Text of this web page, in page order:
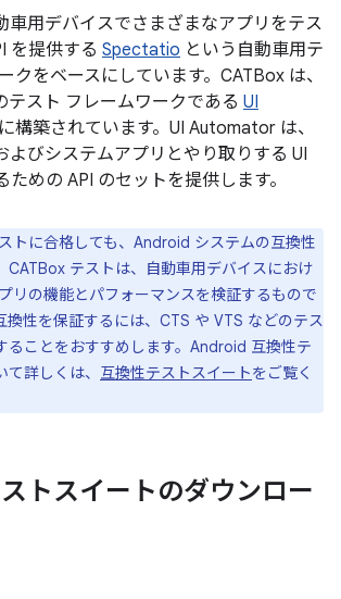
車用デバイスでさまざまなアプリをテス
を提供する Spectatio という自動車用テ
クをベースにしています。CATBox は、
テスト フレームワークである UI
構築されています。UI Automator は、
よびシステムアプリとやり取りする UI
めの API のセットを提供します。
トに合格しても、Android システムの互換性
CATBox テストは、自動車用デバイスにおけ
リの機能とパフォーマンスを検証するもので
性を保証するには、CTS や VTS などのテス
ることをおすすめします。Android 互換性テ
詳しくは、 互換性テストスイートをご覧く
トスイートのダウンロー